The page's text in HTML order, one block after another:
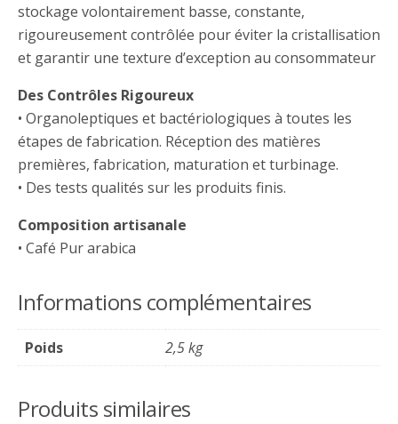
stockage volontairement basse, constante,
rigoureusement contrôlée pour éviter la cristallisation
et garantir une texture d’exception au consommateur
Des Contrôles Rigoureux
• Organoleptiques et bactériologiques à toutes les
étapes de fabrication. Réception des matières
premières, fabrication, maturation et turbinage.
• Des tests qualités sur les produits finis.
Composition artisanale
• Café Pur arabica
Informations complémentaires
Poids 2,5 kg
Produits similaires